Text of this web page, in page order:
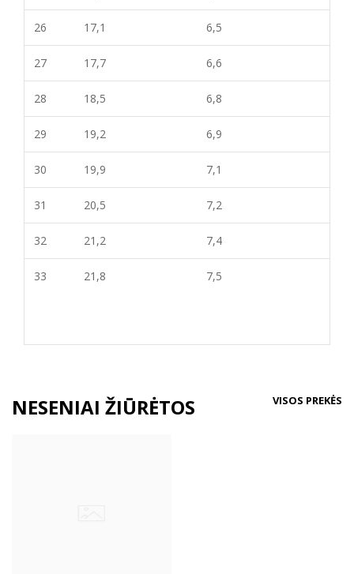
26 17,1 6,5
27 17,7 6,6
28 18,5 6,8
29 19,2 6,9
30 19,9 7,1
31 20,5 7,2
32 21,2 7,4
33 21,8 7,5
NESENIAI ŽIŪRĖTOS VISOS PREKĖS